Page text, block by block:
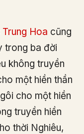
Hoa cũng
trong ba đời
không truyền
một hiền thần
cho một hiền
truyền hiền
thời Nghiêu,